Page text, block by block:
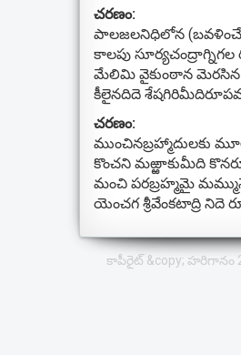
చరణం:
పాలజలనిధిలోన
కాలపు
మేలిమి వైకుంఠాన మెరసిన
కీలైనదిదె
చరణం:
ముంచినబ్రహ్మాదులకు
కొంచని మఱ్ఱాకుమీది
మంచి పరబ్రహ్మమై
యెంచగ శ్రీవేంకటాద్రి నిదె
కాపీరైట్ &copy; హరిగానం